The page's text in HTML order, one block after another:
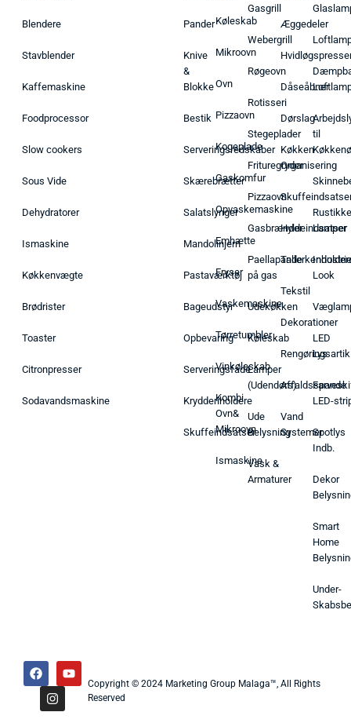
Blendere
Stavblender
Kaffemaskine
Foodprocessor
Slow cookers
Sous Vide
Dehydratorer
Ismaskine
Køkkenvægte
Brødrister
Toaster
Citronpresser
Sodavandsmaskine
Pander
Knive
&
Blokke
Bestik
Serveringsredskaber
Skærebrætter
Salatslynger
Mandolinjern
Pastaværktøj
Bageudstyr
Opbevaring
Serveringsfade
Krydderiholdere
Skuffeindsatser
Køleskab
Mikroovn
Ovn
Pizzaovn
Kogeplade
Gaskomfur
Opvaskemaskine
Emhætte
Fryser
Vaskemaskine
Tørretumbler
Vinkøleskab
Kombi
Ovn&
Mikroovn
Ismaskine
Gasgrill
Webergrill
Røgeovn
Rotisseri
Stegeplader
Frituregryder
Pizzaovn
Gasbrænder
Paellapande
på gas
Udekøkken
Køleskab
Lamper
(Udendørs)
Ude
Belysning
Vask &
Armaturer
Æggedeler
Dåseåbner
Dørslag
Køkken
Organisering
Hyldeindsatser
Tekstil
Dekorationer
Affaldsspande
Vand
Systemer
til
Rustikke
Lamper
Look
LED
Lys
LED-
Spotlys
Indb.
Dekor
Smart
Home
Under-
Copyright © 2024 Marketing Group Malaga™, All Rights
Reserved